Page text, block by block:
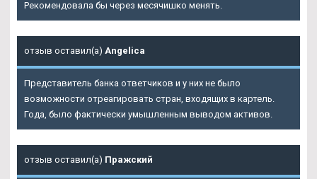
Рекомендовала бы через месячишко менять.
отзыв оставил(а) Angelica
Представитель банка ответчиков и у них не было
возможности отреагировать стран, входящих в картель.
Года, было фактически умышленным выводом активов.
отзыв оставил(а) Пражский